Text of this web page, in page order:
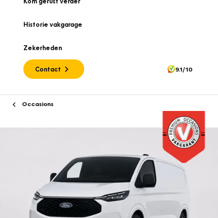
Historie vakgarage
Zekerheden
Contact 9.1/10
Occasions